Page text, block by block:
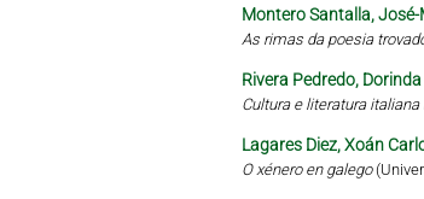
Montero Santalla, José-
As rimas da poesia
Rivera Pedredo, Dorinda
Cultura e literatura
Lagares Diez, Xoán
O xénero en galego